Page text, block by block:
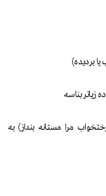
(رختخواب مرا مستانە بنداز) بە